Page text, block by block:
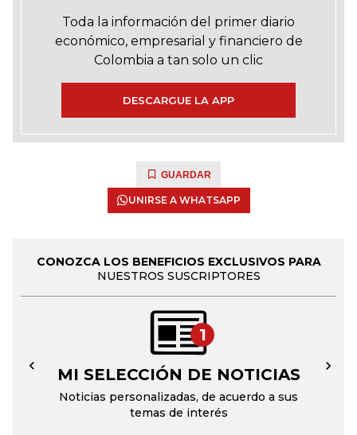
Toda la información del primer diario
económico, empresarial y financiero de
Colombia a tan solo un clic
DESCARGUE LA APP
GUARDAR
UNIRSE A WHATSAPP
CONOZCA LOS BENEFICIOS EXCLUSIVOS PARA
NUESTROS SUSCRIPTORES
1
MI SELECCIÓN DE NOTICIAS
Noticias personalizadas, de acuerdo a sus
temas de interés
← →